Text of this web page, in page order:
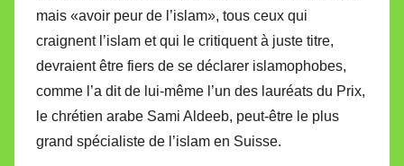
mais «avoir peur de l’islam», tous ceux qui
craignent l’islam et qui le critiquent à juste titre,
devraient être fiers de se déclarer islamophobes,
comme l’a dit de lui-même l’un des lauréats du Prix,
le chrétien arabe Sami Aldeeb, peut-être le plus
grand spécialiste de l’islam en Suisse.